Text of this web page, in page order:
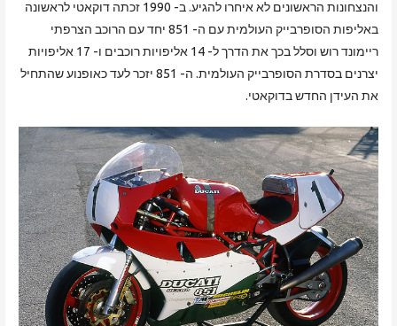
והנצחונות הראשונים לא איחרו להגיע. ב- 1990 זכתה דוקאטי לראשונה
באליפות הסופרבייק העולמית עם ה- 851 יחד עם הרוכב הצרפתי
ריימונד רוש וסלל בכך את הדרך ל- 14 אליפויות רוכבים ו- 17 אליפויות
יצרנים בסדרת הסופרבייק העולמית. ה- 851 יזכר לעד כאופנוע שהתחיל
את העידן החדש בדוקאטי.